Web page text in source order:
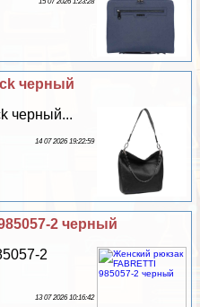
черный
черный...
14 07 2026 19:22:59
2 черный
2
13 07 2026 10:16:42